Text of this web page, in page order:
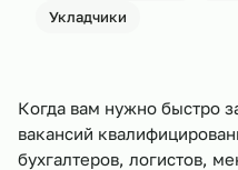
Укладчики
Когда вам нужно быстро
вакансий
бухгалтеров, логистов,